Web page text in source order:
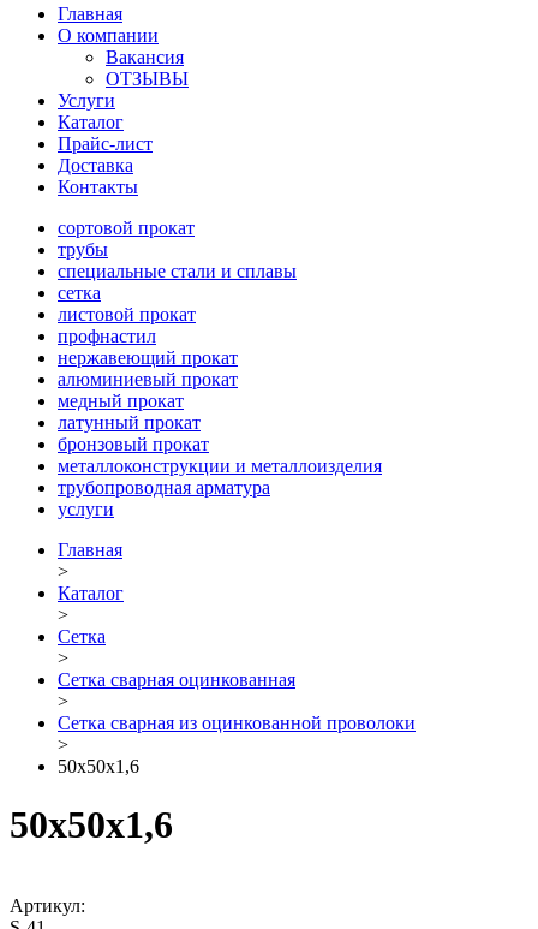
Главная
О компании
Вакансия
ОТЗЫВЫ
Услуги
Каталог
Прайс-лист
Доставка
Контакты
сортовой прокат
трубы
специальные стали и сплавы
сетка
листовой прокат
профнастил
нержавеющий прокат
алюминиевый прокат
медный прокат
латунный прокат
бронзовый прокат
металлоконструкции и металлоизделия
трубопроводная арматура
услуги
Главная
>
Каталог
>
Сетка
>
Сетка сварная оцинкованная
>
Сетка сварная из оцинкованной проволоки
>
50х50х1,6
50х50х1,6
Артикул: